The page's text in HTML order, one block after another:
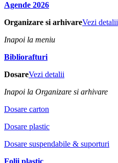
Agende 2026
Organizare si arhivareVezi detalii
Inapoi la meniu
Bibliorafturi
DosareVezi detalii
Inapoi la Organizare si arhivare
Dosare carton
Dosare plastic
Dosare suspendabile & suporturi
Folii plastic